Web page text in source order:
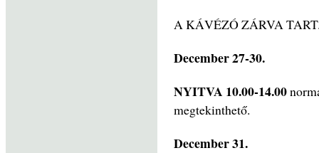
A KÁVÉZÓ ZÁRVA
December 27-30.
NYITVA 10.00-14.00
megtekinthető.
December 31.